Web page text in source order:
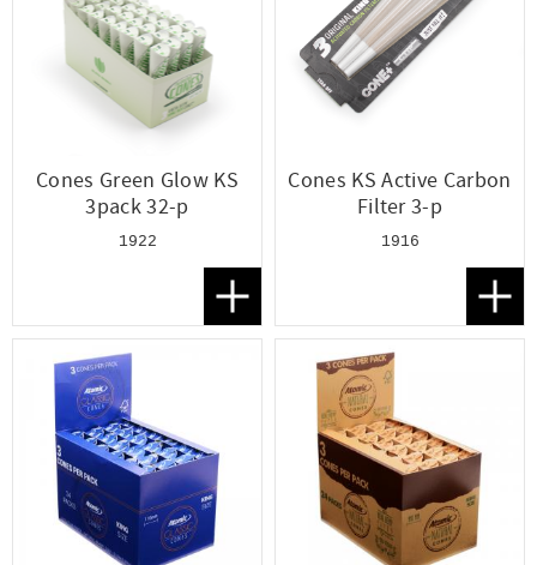
Cones Green Glow KS
3pack 32-p
1922
Lägg till i favoriter
Cones KS Active Carbon
Filter 3-p
1916